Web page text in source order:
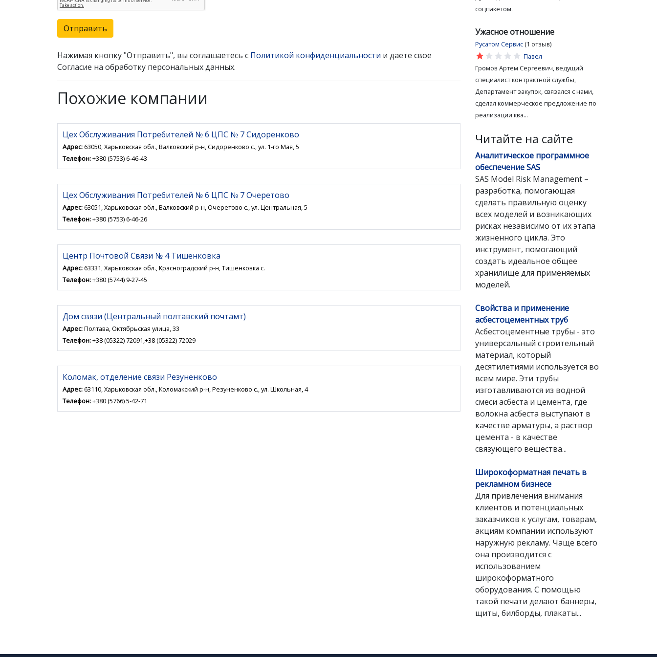
Отправить
Нажимая кнопку "Отправить", вы соглашаетесь с Политикой конфиденциальности и даете свое
Согласие на обработку персональных данных.
Похожие компании
Цех Обслуживания Потребителей № 6 ЦПС № 7 Сидоренково
Адрес: 63050, Харьковская обл., Валковский р-н, Сидоренково с., ул. 1-го Мая, 5
Телефон:+380 (5753) 6-46-43
Цех Обслуживания Потребителей № 6 ЦПС № 7 Очеретово
Адрес: 63051, Харьковская обл., Валковский р-н, Очеретово с., ул. Центральная, 5
Телефон:+380 (5753) 6-46-26
Центр Почтовой Связи № 4 Тишенковка
Адрес: 63331, Харьковская обл., Красноградский р-н, Тишенковка с.
Телефон:+380 (5744) 9-27-45
Дом связи (Центральный полтавский почтамт)
Адрес:Полтава, Октябрьская улица, 33
Телефон:+38 (05322) 72091,+38 (05322) 72029
Коломак, отделение связи Резуненково
Адрес: 63110, Харьковская обл., Коломакский р-н, Резуненково с., ул. Школьная, 4
Телефон:+380 (5766) 5-42-71
соцпакетом.
Ужасное отношение
Русатом Сервис (1 отзыв)
star
star
star
star
star
Павел
Громов Артем Сергеевич, ведущий
специалист контрактной службы,
Департамент закупок, связался с нами,
сделал коммерческое предложение по
реализации ква...
Читайте на сайте
Аналитическое программное
обеспечение SAS
SAS Model Risk Management –
разработка, помогающая
сделать правильную оценку
всех моделей и возникающих
рисках независимо от их этапа
жизненного цикла. Это
инструмент, помогающий
создать идеальное общее
хранилище для применяемых
моделей.
Свойства и применение
асбестоцементных труб
Асбестоцементные трубы - это
универсальный строительный
материал, который
десятилетиями используется во
всем мире. Эти трубы
изготавливаются из водной
смеси асбеста и цемента, где
волокна асбеста выступают в
качестве арматуры, а раствор
цемента - в качестве
связующего вещества...
Широкоформатная печать в
рекламном бизнесе
Для привлечения внимания
клиентов и потенциальных
заказчиков к услугам, товарам,
акциям компании используют
наружную рекламу. Чаще всего
она производится с
использованием
широкоформатного
оборудования. С помощью
такой печати делают баннеры,
щиты, билборды, плакаты...